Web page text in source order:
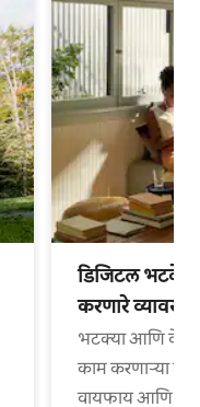
डिजिटल भटके
करणारे
भटक्या आणि
काम करणाऱ्या
वायफाय आणि